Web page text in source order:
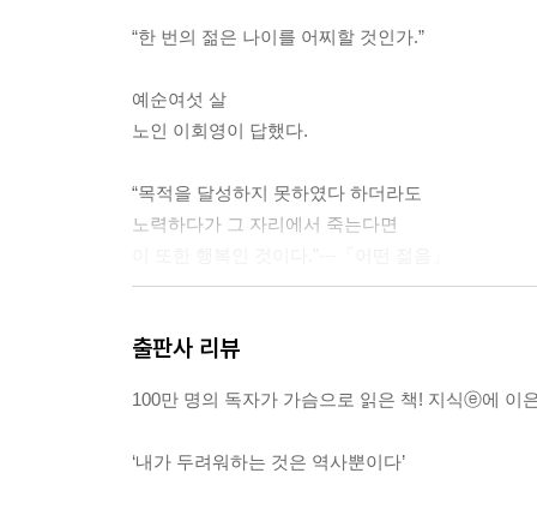
“한 번의 젊은 나이를 어찌할 것인가.”
예순여섯 살
노인 이회영이 답했다.
“목적을 달성하지 못하였다 하더라도
노력하다가 그 자리에서 죽는다면
네덜란드 암스테르담
다락방에 숨은 한 소녀는 펜을 들었다
1960년 4월
출판사 리뷰
100만 명의 독자가 가슴으로 읽은 책! 지식ⓔ에 이
‘내가 두려워하는 것은 역사뿐이다’